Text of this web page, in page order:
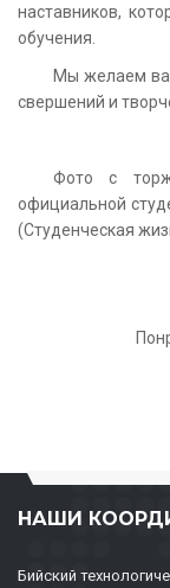
наставников,
обучения.
Мы желаем
свершений и
Фото с
официальной
(Студенческая
НАШИ
Бийский